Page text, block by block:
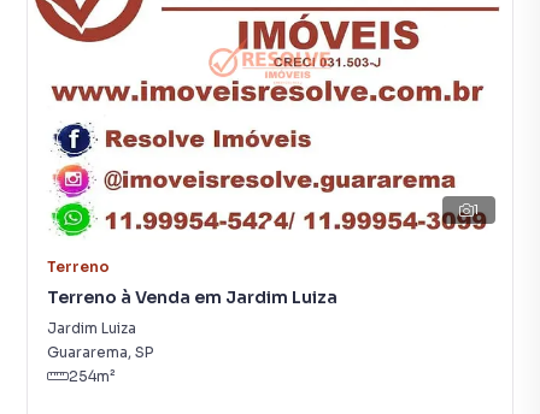
1
Terreno
Terreno à Venda em Jardim Luiza
Jardim Luiza
Guararema, SP
254m²